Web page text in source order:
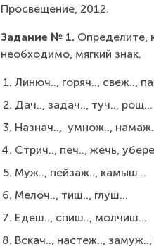
Просвещение, 2012.
Задание № 1. Определите,
необходимо, мягкий знак.
Линюч.., горяч.., свеж..,
Дач.., задач.., туч.., рощ...
Назнач..,  умнож..,
Стрич.., печ.., жечь,
Муж.., пейзаж.., камыш...
Мелоч.., тиш.., глуш...
Едеш.., спиш.., молчиш...
Вскач.., настеж..,